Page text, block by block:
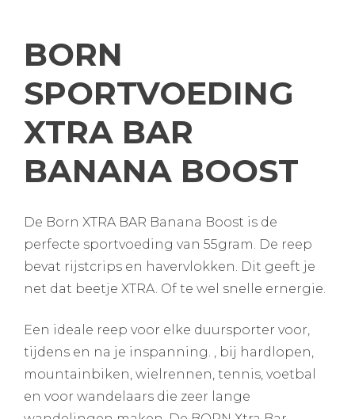
BORN
SPORTVOEDING
XTRA BAR
BANANA BOOST
De Born XTRA BAR Banana Boost is de
perfecte sportvoeding van 55gram. De reep
bevat rijstcrips en havervlokken. Dit geeft je
net dat beetje XTRA. Of te wel snelle ernergie.
Een ideale reep voor elke duursporter voor,
tijdens en na je inspanning. , bij hardlopen,
mountainbiken, wielrennen, tennis, voetbal
en voor wandelaars die zeer lange